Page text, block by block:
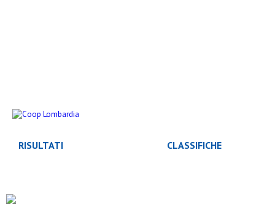
RISULTATI CLASSIFICHE